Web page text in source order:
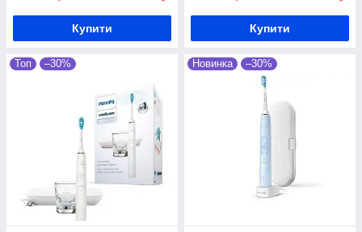
Купити Купити
Топ –30% Новинка –30%